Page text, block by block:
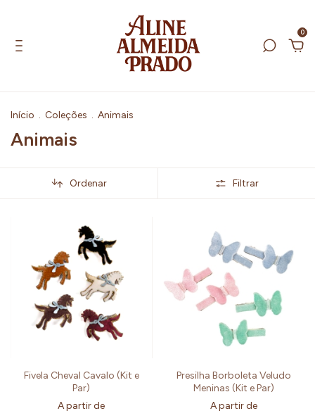
0
Início . Coleções . Animais
Animais
Ordenar Filtrar
Fivela Cheval Cavalo (Kit e
Par)
Presilha Borboleta Veludo
Meninas (Kit e Par)